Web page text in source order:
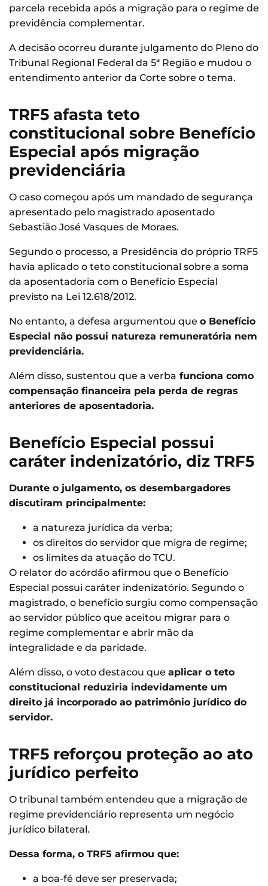
parcela recebida após a migração para o regime de
previdência complementar.
A decisão ocorreu durante julgamento do Pleno do
Tribunal Regional Federal da 5ª Região e mudou o
entendimento anterior da Corte sobre o tema.
TRF5 afasta teto
constitucional sobre Benefício
Especial após migração
previdenciária
O caso começou após um mandado de segurança
apresentado pelo magistrado aposentado
Sebastião José Vasques de Moraes.
Segundo o processo, a Presidência do próprio TRF5
havia aplicado o teto constitucional sobre a soma
da aposentadoria com o Benefício Especial
previsto na Lei 12.618/2012.
No entanto, a defesa argumentou que o Benefício
Especial não possui natureza remuneratória nem
previdenciária.
Além disso, sustentou que a verba funciona como
compensação financeira pela perda de regras
anteriores de aposentadoria.
Benefício Especial possui
caráter indenizatório, diz TRF5
Durante o julgamento, os desembargadores
discutiram principalmente:
a natureza jurídica da verba;
os direitos do servidor que migra de regime;
os limites da atuação do TCU.
O relator do acórdão afirmou que o Benefício
Especial possui caráter indenizatório. Segundo o
magistrado, o benefício surgiu como compensação
ao servidor público que aceitou migrar para o
regime complementar e abrir mão da
integralidade e da paridade.
Além disso, o voto destacou que aplicar o teto
constitucional reduziria indevidamente um
direito já incorporado ao patrimônio jurídico do
servidor.
TRF5 reforçou proteção ao ato
jurídico perfeito
O tribunal também entendeu que a migração de
regime previdenciário representa um negócio
jurídico bilateral.
Dessa forma, o TRF5 afirmou que:
a boa-fé deve ser preservada;